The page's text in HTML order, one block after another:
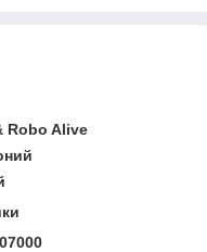
Robo Alive